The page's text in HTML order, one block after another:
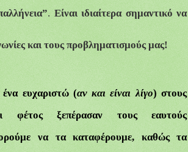
”. Είναι ιδιαίτερα σημαντικό να
και τους προβληματισμούς μας!
ένα ευχαριστώ (αν και είναι λίγο) στους
φέτος ξεπέρασαν τους
εαυτούς
να τα καταφέρουμε, καθώς
τα